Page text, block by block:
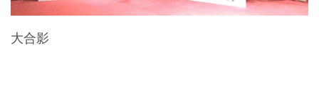
大合影